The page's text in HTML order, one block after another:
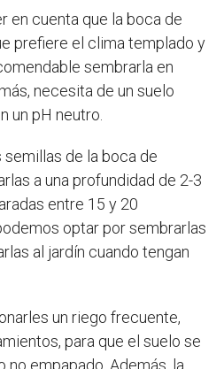
en cuenta que la boca de
prefiere el clima templado y
sembrarla en
necesita de un suelo
un pH neutro.
de la boca de
a una profundidad de 2-3
entre 15 y 20
optar por sembrarlas
al jardín cuando tengan
un riego frecuente,
para que el suelo se